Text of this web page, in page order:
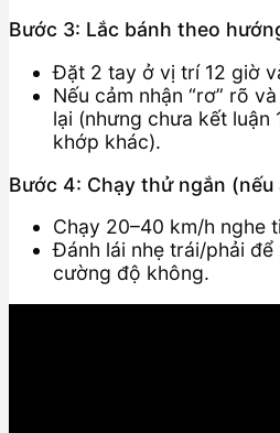
Bước 3: Lắc bánh theo
Đặt 2 tay ở vị trí 12 giờ
Nếu cảm nhận “rơ” rõ
lại (nhưng chưa kết luận
khớp khác).
Bước 4: Chạy thử ngắn (nếu
Chạy 20–40 km/h nghe
Đánh lái nhẹ trái/phải
cường độ không.